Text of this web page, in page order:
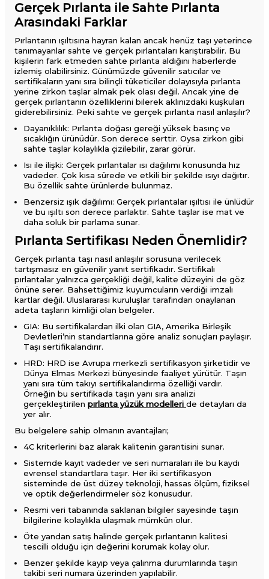
Gerçek Pırlanta ile Sahte Pırlanta
Arasındaki Farklar
Pırlantanın ışıltısına hayran kalan ancak henüz taşı yeterince
tanımayanlar sahte ve gerçek pırlantaları karıştırabilir. Bu
kişilerin fark etmeden sahte pırlanta aldığını haberlerde
izlemiş olabilirsiniz. Günümüzde güvenilir satıcılar ve
sertifikaların yanı sıra bilinçli tüketiciler dolayısıyla pırlanta
yerine zirkon taşlar almak pek olası değil. Ancak yine de
gerçek pırlantanın özelliklerini bilerek aklınızdaki kuşkuları
giderebilirsiniz. Peki sahte ve gerçek pırlanta nasıl anlaşılır​?
Dayanıklılık: Pırlanta doğası gereği yüksek basınç ve
sıcaklığın ürünüdür. Son derece serttir. Oysa zirkon gibi
sahte taşlar kolaylıkla çizilebilir, zarar görür.
Isı ile ilişki: Gerçek pırlantalar ısı dağılımı konusunda hız
vadeder. Çok kısa sürede ve etkili bir şekilde ısıyı dağıtır.
Bu özellik sahte ürünlerde bulunmaz.
Benzersiz ışık dağılımı: Gerçek pırlantalar ışıltısı ile ünlüdür
ve bu ışıltı son derece parlaktır. Sahte taşlar ise mat ve
daha soluk bir parlama sunar.
Pırlanta Sertifikası Neden Önemlidir?
Gerçek pırlanta taşı nasıl anlaşılır​ sorusuna verilecek
tartışmasız en güvenilir yanıt sertifikadır. Sertifikalı
pırlantalar yalnızca gerçekliği değil, kalite düzeyini de göz
önüne serer. Bahsettiğimiz kuyumcuların verdiği imzalı
kartlar değil. Uluslararası kuruluşlar tarafından onaylanan
adeta taşların kimliği olan belgeler.
GIA: Bu sertifikalardan ilki olan GIA, Amerika Birleşik
Devletleri’nin standartlarına göre analiz sonuçları paylaşır.
Taşı sertifikalandırır.
HRD: HRD ise Avrupa merkezli sertifikasyon şirketidir ve
Dünya Elmas Merkezi bünyesinde faaliyet yürütür. Taşın
yanı sıra tüm takıyı sertifikalandırma özelliği vardır.
Örneğin bu sertifikada taşın yanı sıra analizi
gerçekleştirilen pırlanta yüzük modelleri de detayları da
yer alır.
Bu belgelere sahip olmanın avantajları;
4C kriterlerini baz alarak kalitenin garantisini sunar.
Sistemde kayıt vadeder ve seri numaraları ile bu kaydı
evrensel standartlara taşır. Her iki sertifikasyon
sisteminde de üst düzey teknoloji, hassas ölçüm, fiziksel
ve optik değerlendirmeler söz konusudur.
Resmi veri tabanında saklanan bilgiler sayesinde taşın
bilgilerine kolaylıkla ulaşmak mümkün olur.
Öte yandan satış halinde gerçek pırlantanın kalitesi
tescilli olduğu için değerini korumak kolay olur.
Benzer şekilde kayıp veya çalınma durumlarında taşın
takibi seri numara üzerinden yapılabilir.